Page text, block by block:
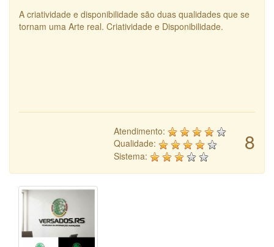
A criatividade e disponibilidade são duas qualidades que se
tornam uma Arte real. Criatividade e Disponibilidade.
8
Atendimento:
Qualidade:
Sistema: